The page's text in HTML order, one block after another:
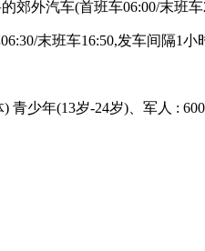
郊外汽车(首班车06:00/末班
末班车16:50,发车间隔1小
青少年(13岁-24岁)、军人 :